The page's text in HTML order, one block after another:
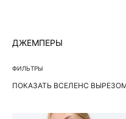
ДЖЕМПЕРЫ
ФИЛЬТРЫ
ПОКАЗАТЬ ВСЕЛЕНС